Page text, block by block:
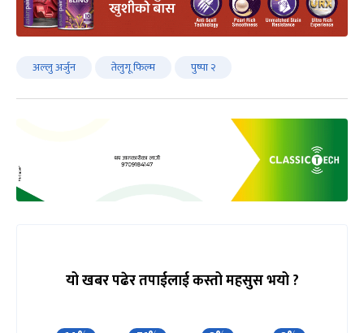
अल्लु अर्जुन तेलुगू फिल्म पुष्पा २
यो खबर पढेर तपाईलाई कस्तो महसुस भयो ?